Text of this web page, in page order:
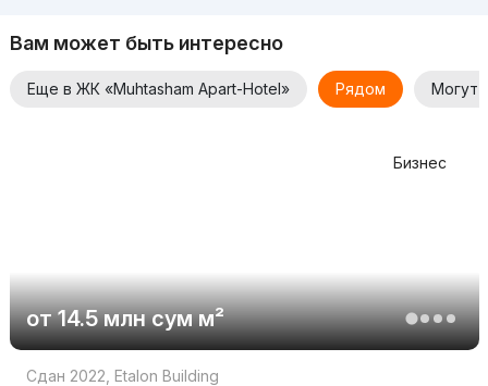
Сдача объекта назначена на 2024.12.30. Жилой комплекс
предлагает 2-комнатные квартиры от 47 до 60 кв. м. по
цене всего от 759.990.000 сум. Приобрести квартиру
Для уточнения деталей и более подробной информации
Вам может быть интересно
Еще в ЖК «Muhtasham Apart-Hotel» Рядом Могут
Бизнес
от14.5 млн сумм²
Сдан 2022 Etalon Building